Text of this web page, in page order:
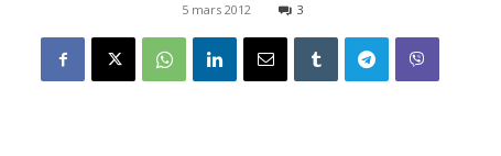
5 mars 2012 3